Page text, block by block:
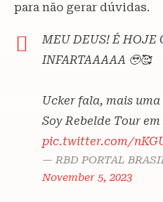
para não gerar dúvidas.
MEU DEUS! É HOJE
INFARTAAAAA 🥹🥰
Ucker fala, mais
Soy Rebelde Tour em
pic.twitter.com/
— RBD PORTAL
November 5, 2023